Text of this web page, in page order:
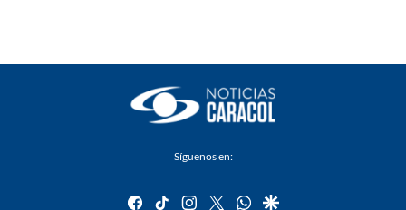
Síguenos en:
facebook
tiktok instagram
twitterwhatsapp
google